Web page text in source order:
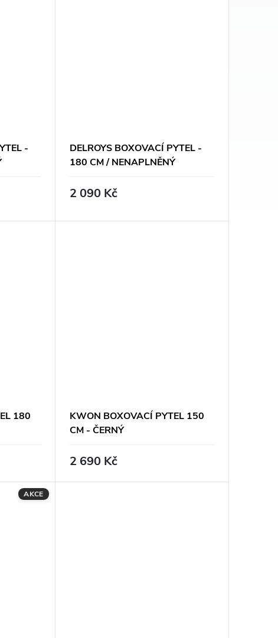
-
DELROYS BOXOVACÍ PYTEL -
180 CM / NENAPLNĚNÝ
2 090 Kč
180
KWON BOXOVACÍ PYTEL 150
CM - ČERNÝ
2 690 Kč
AKCE